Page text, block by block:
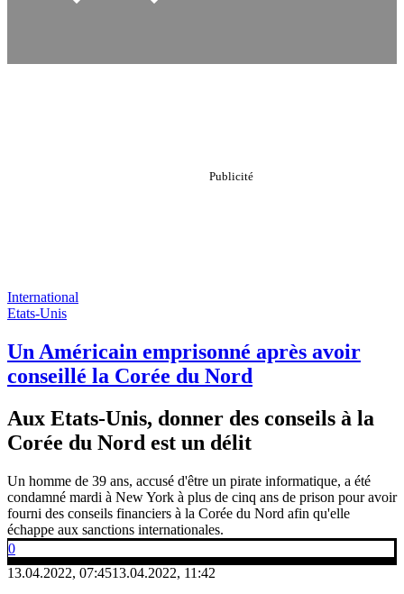
International
Etats-Unis
Un Américain emprisonné après avoir
conseillé la Corée du Nord
Aux Etats-Unis, donner des conseils à la
Corée du Nord est un délit
Un homme de 39 ans, accusé d'être un pirate informatique, a été
condamné mardi à New York à plus de cinq ans de prison pour avoir
fourni des conseils financiers à la Corée du Nord afin qu'elle
échappe aux sanctions internationales.
0
13.04.2022, 07:4513.04.2022, 11:42